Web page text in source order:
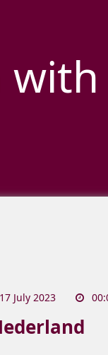
with
17 July 2023